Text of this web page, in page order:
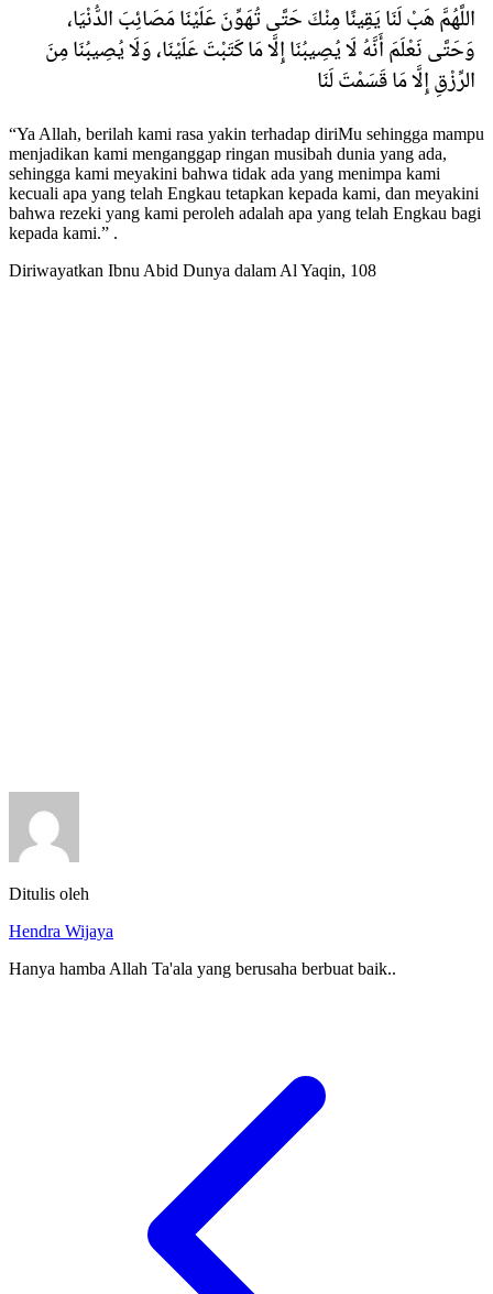
اللَّهُمَّ هَبْ لَنَا يَقِينًا مِنْكَ حَتَّى تُهَوِّنَ عَلَيْنَا مَصَائِبَ الدُّنْيَا،
وَحَتَّى نَعْلَمَ أَنَّهُ لَا يُصِيبُنَا إِلَّا مَا كَتَبْتَ عَلَيْنَا، وَلَا يُصِيبُنَا مِنَ
الرِّزْقِ إِلَّا مَا قَسَمْتَ لَنَا
“Ya Allah, berilah kami rasa yakin terhadap diriMu sehingga mampu
menjadikan kami menganggap ringan musibah dunia yang ada,
sehingga kami meyakini bahwa tidak ada yang menimpa kami
kecuali apa yang telah Engkau tetapkan kepada kami, dan meyakini
bahwa rezeki yang kami peroleh adalah apa yang telah Engkau bagi
kepada kami.” .
Diriwayatkan Ibnu Abid Dunya dalam Al Yaqin, 108
Ditulis oleh
Hendra Wijaya
Hanya hamba Allah Ta'ala yang berusaha berbuat baik..